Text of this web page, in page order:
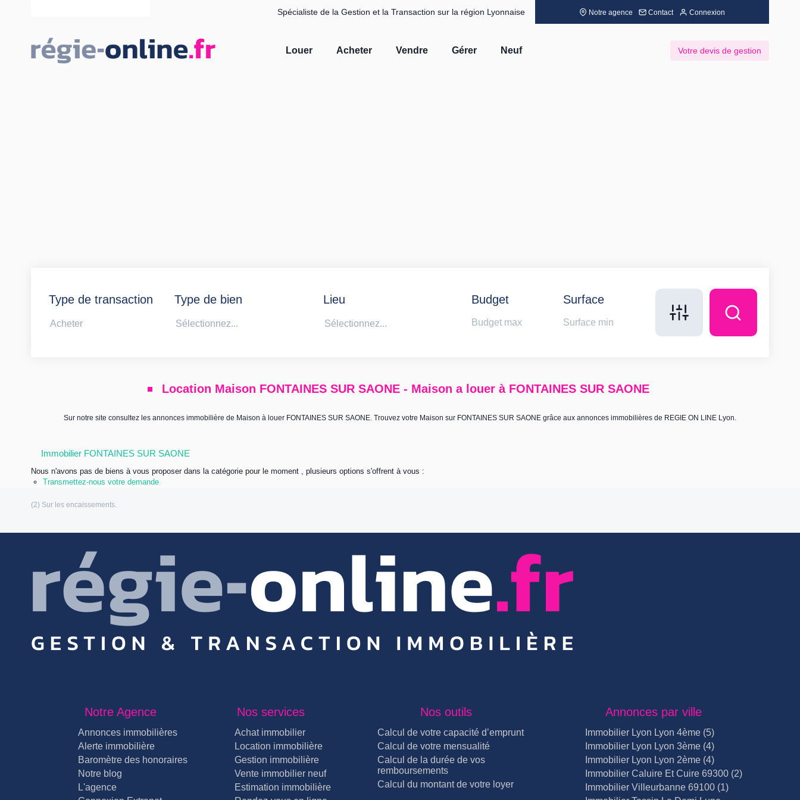
Spécialiste de la Gestion et la Transaction sur la région Lyonnaise Notre agence Contact Connexion
Louer Acheter Vendre Gérer Neuf Votre devis de gestion
Type de transaction
Acheter
Type de bien
Sélectionnez...
Lieu
Sélectionnez...
Budget Surface
Location Maison FONTAINES SUR SAONE - Maison a louer à FONTAINES SUR SAONE
Sur notre site consultez les annonces immobilière de Maison à louer FONTAINES SUR SAONE. Trouvez votre Maison sur FONTAINES SUR SAONE grâce aux annonces immobilières de REGIE ON LINE Lyon.
Immobilier FONTAINES SUR SAONE
Nous n'avons pas de biens à vous proposer dans la catégorie pour le moment , plusieurs options s'offrent à vous :
Transmettez-nous votre demande
Notre Agence
Annonces immobilières
Alerte immobilière
Baromètre des honoraires
Notre blog
L'agence
Nos services
Achat immobilier
Location immobilière
Gestion immobilière
Vente immobilier neuf
Estimation immobilière
Nos outils
Calcul de votre capacité d’emprunt
Calcul de votre mensualité
Calcul de la durée de vos
remboursements
Calcul du montant de votre loyer
Annonces par ville
Immobilier Lyon Lyon 4ème (5)
Immobilier Lyon Lyon 3ème (4)
Immobilier Lyon Lyon 2ème (4)
Immobilier Caluire Et Cuire 69300 (2)
Immobilier Villeurbanne 69100 (1)